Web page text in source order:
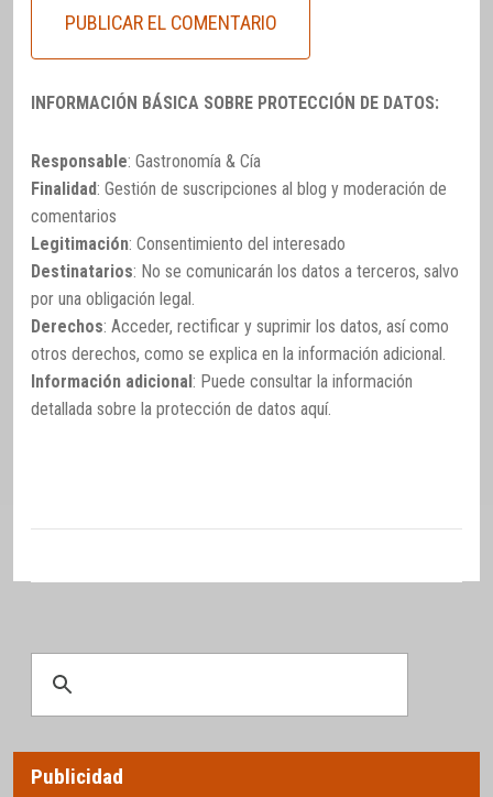
INFORMACIÓN BÁSICA SOBRE PROTECCIÓN DE DATOS:
Responsable: Gastronomía & Cía
Finalidad: Gestión de suscripciones al blog y moderación de
comentarios
Legitimación: Consentimiento del interesado
Destinatarios: No se comunicarán los datos a terceros, salvo
por una obligación legal.
Derechos: Acceder, rectificar y suprimir los datos, así como
otros derechos, como se explica en la información adicional.
Información adicional: Puede consultar la información
detallada sobre la protección de datos aquí.
Publicidad